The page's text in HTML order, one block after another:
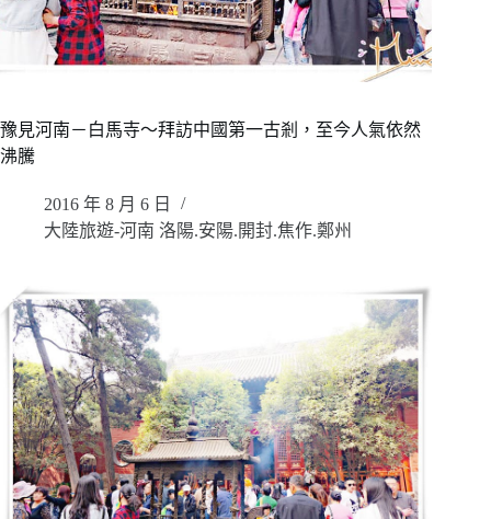
豫見河南－白馬寺～拜訪中國第一古剎，至今人氣依然
沸騰
2016 年 8 月 6 日
大陸旅遊-河南 洛陽.安陽.開封.焦作.鄭州